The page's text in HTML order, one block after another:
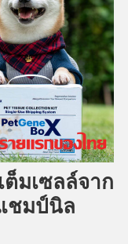
ต็มเซลล์จาก
ชมป์นิล